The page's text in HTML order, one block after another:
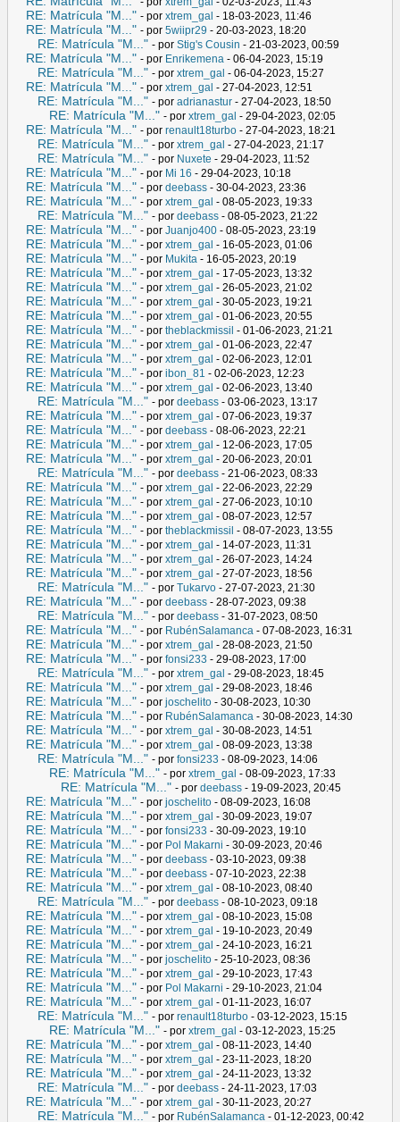
RE: Matrícula "M..." - por xtrem_gal - 18-03-2023, 11:46
RE: Matrícula "M..." - por 5wiipr29 - 20-03-2023, 18:20
RE: Matrícula "M..." - por Stig's Cousin - 21-03-2023, 00:59
RE: Matrícula "M..." - por Enrikemena - 06-04-2023, 15:19
RE: Matrícula "M..." - por xtrem_gal - 06-04-2023, 15:27
RE: Matrícula "M..." - por xtrem_gal - 27-04-2023, 12:51
RE: Matrícula "M..." - por adrianastur - 27-04-2023, 18:50
RE: Matrícula "M..." - por xtrem_gal - 29-04-2023, 02:05
RE: Matrícula "M..." - por renault18turbo - 27-04-2023, 18:21
RE: Matrícula "M..." - por xtrem_gal - 27-04-2023, 21:17
RE: Matrícula "M..." - por Nuxete - 29-04-2023, 11:52
RE: Matrícula "M..." - por Mi 16 - 29-04-2023, 10:18
RE: Matrícula "M..." - por deebass - 30-04-2023, 23:36
RE: Matrícula "M..." - por xtrem_gal - 08-05-2023, 19:33
RE: Matrícula "M..." - por deebass - 08-05-2023, 21:22
RE: Matrícula "M..." - por Juanjo400 - 08-05-2023, 23:19
RE: Matrícula "M..." - por xtrem_gal - 16-05-2023, 01:06
RE: Matrícula "M..." - por Mukita - 16-05-2023, 20:19
RE: Matrícula "M..." - por xtrem_gal - 17-05-2023, 13:32
RE: Matrícula "M..." - por xtrem_gal - 26-05-2023, 21:02
RE: Matrícula "M..." - por xtrem_gal - 30-05-2023, 19:21
RE: Matrícula "M..." - por xtrem_gal - 01-06-2023, 20:55
RE: Matrícula "M..." - por theblackmissil - 01-06-2023, 21:21
RE: Matrícula "M..." - por xtrem_gal - 01-06-2023, 22:47
RE: Matrícula "M..." - por xtrem_gal - 02-06-2023, 12:01
RE: Matrícula "M..." - por ibon_81 - 02-06-2023, 12:23
RE: Matrícula "M..." - por xtrem_gal - 02-06-2023, 13:40
RE: Matrícula "M..." - por deebass - 03-06-2023, 13:17
RE: Matrícula "M..." - por xtrem_gal - 07-06-2023, 19:37
RE: Matrícula "M..." - por deebass - 08-06-2023, 22:21
RE: Matrícula "M..." - por xtrem_gal - 12-06-2023, 17:05
RE: Matrícula "M..." - por xtrem_gal - 20-06-2023, 20:01
RE: Matrícula "M..." - por deebass - 21-06-2023, 08:33
RE: Matrícula "M..." - por xtrem_gal - 22-06-2023, 22:29
RE: Matrícula "M..." - por xtrem_gal - 27-06-2023, 10:10
RE: Matrícula "M..." - por xtrem_gal - 08-07-2023, 12:57
RE: Matrícula "M..." - por theblackmissil - 08-07-2023, 13:55
RE: Matrícula "M..." - por xtrem_gal - 14-07-2023, 11:31
RE: Matrícula "M..." - por xtrem_gal - 26-07-2023, 14:24
RE: Matrícula "M..." - por xtrem_gal - 27-07-2023, 18:56
RE: Matrícula "M..." - por Tukarvo - 27-07-2023, 21:30
RE: Matrícula "M..." - por deebass - 28-07-2023, 09:38
RE: Matrícula "M..." - por deebass - 31-07-2023, 08:50
RE: Matrícula "M..." - por RubénSalamanca - 07-08-2023, 16:31
RE: Matrícula "M..." - por xtrem_gal - 28-08-2023, 21:50
RE: Matrícula "M..." - por fonsi233 - 29-08-2023, 17:00
RE: Matrícula "M..." - por xtrem_gal - 29-08-2023, 18:45
RE: Matrícula "M..." - por xtrem_gal - 29-08-2023, 18:46
RE: Matrícula "M..." - por joschelito - 30-08-2023, 10:30
RE: Matrícula "M..." - por RubénSalamanca - 30-08-2023, 14:30
RE: Matrícula "M..." - por xtrem_gal - 30-08-2023, 14:51
RE: Matrícula "M..." - por xtrem_gal - 08-09-2023, 13:38
RE: Matrícula "M..." - por fonsi233 - 08-09-2023, 14:06
RE: Matrícula "M..." - por xtrem_gal - 08-09-2023, 17:33
RE: Matrícula "M..." - por deebass - 19-09-2023, 20:45
RE: Matrícula "M..." - por joschelito - 08-09-2023, 16:08
RE: Matrícula "M..." - por xtrem_gal - 30-09-2023, 19:07
RE: Matrícula "M..." - por fonsi233 - 30-09-2023, 19:10
RE: Matrícula "M..." - por Pol Makarni - 30-09-2023, 20:46
RE: Matrícula "M..." - por deebass - 03-10-2023, 09:38
RE: Matrícula "M..." - por deebass - 07-10-2023, 22:38
RE: Matrícula "M..." - por xtrem_gal - 08-10-2023, 08:40
RE: Matrícula "M..." - por deebass - 08-10-2023, 09:18
RE: Matrícula "M..." - por xtrem_gal - 08-10-2023, 15:08
RE: Matrícula "M..." - por xtrem_gal - 19-10-2023, 20:49
RE: Matrícula "M..." - por xtrem_gal - 24-10-2023, 16:21
RE: Matrícula "M..." - por joschelito - 25-10-2023, 08:36
RE: Matrícula "M..." - por xtrem_gal - 29-10-2023, 17:43
RE: Matrícula "M..." - por Pol Makarni - 29-10-2023, 21:04
RE: Matrícula "M..." - por xtrem_gal - 01-11-2023, 16:07
RE: Matrícula "M..." - por renault18turbo - 03-12-2023, 15:15
RE: Matrícula "M..." - por xtrem_gal - 03-12-2023, 15:25
RE: Matrícula "M..." - por xtrem_gal - 08-11-2023, 14:40
RE: Matrícula "M..." - por xtrem_gal - 23-11-2023, 18:20
RE: Matrícula "M..." - por xtrem_gal - 24-11-2023, 13:32
RE: Matrícula "M..." - por deebass - 24-11-2023, 17:03
RE: Matrícula "M..." - por xtrem_gal - 30-11-2023, 20:27
RE: Matrícula "M..." - por RubénSalamanca - 01-12-2023, 00:42